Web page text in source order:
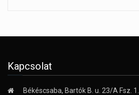
Kapcsolat
Békéscsaba, Bartók B. u. 23/A Fsz. 1.